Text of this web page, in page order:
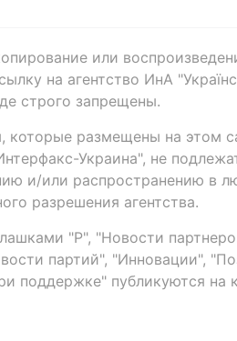
или
на агентство ИнА
строго запрещены.
которые размещены на этом
Украина", не
и/или распространению в
разрешения агентства.
"Р", "Новости
партий", "Инновации",
поддержке" публикуются на